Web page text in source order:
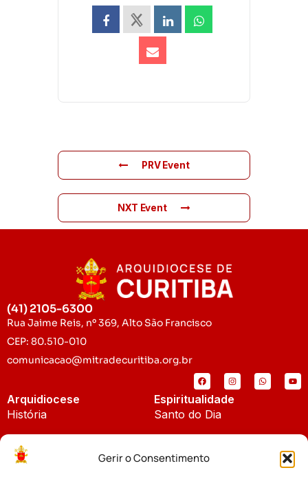
Gerir o Consentimento
PRV Event
NXT Event
(41) 2105-6300
Rua Jaime Reis, nº 369, Alto São Francisco
CEP: 80.510-010
comunicacao@mitradecuritiba.org.br
Arquidiocese
História
Padroeira
Espiritualidade
Santo do Dia